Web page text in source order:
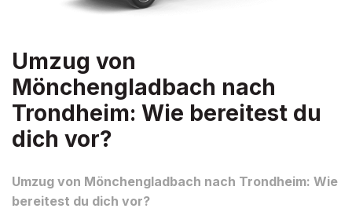
Umzug von
Mönchengladbach nach
Trondheim: Wie bereitest du
dich vor?
Umzug von Mönchengladbach nach Trondheim: Wie
bereitest du dich vor?